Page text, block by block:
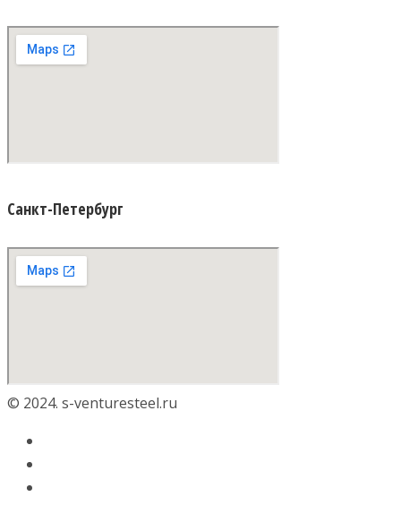
Санкт-Петербург
© 2024. s-venturesteel.ru